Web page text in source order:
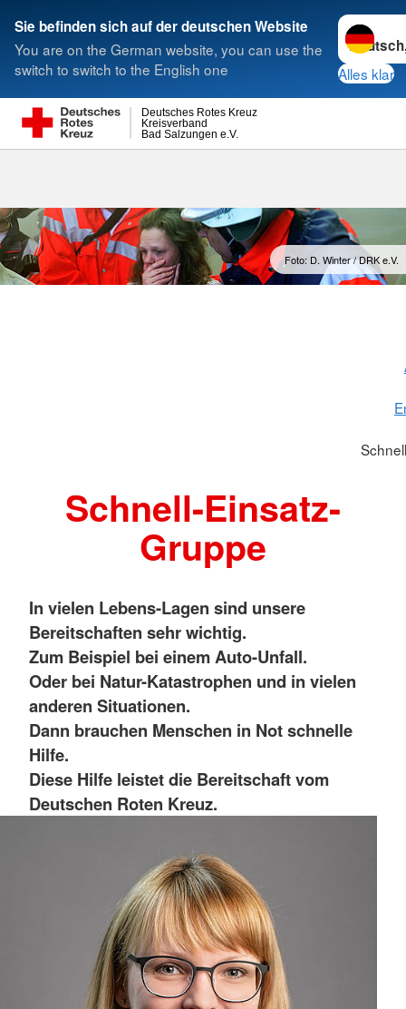
Sie befinden sich auf der deutschen Website
You are on the German website, you can use the
switch to switch to the English one
Sprache
Alles klar
Bad Salzungen e.V.
Kreisverband
Deutsches Rotes Kreuz
Suche
Foto: D. Winter / DRK e.V.
Schnell-Einsatz-
Gruppe
In vielen Lebens-Lagen sind unsere
Bereitschaften sehr wichtig.
Zum Beispiel bei einem Auto-Unfall.
Oder bei Natur-Katastrophen und in vielen
anderen Situationen.
Dann brauchen Menschen in Not schnelle
Hilfe.
Diese Hilfe leistet die Bereitschaft vom
Deutschen Roten Kreuz.